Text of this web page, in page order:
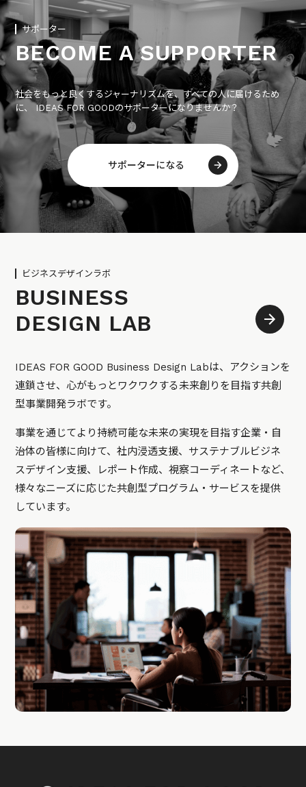
サポーター
BECOME A SUPPORTER
社会をもっと良くするジャーナリズムを、すべての人に届けるため
に、 IDEAS FOR GOODのサポーターになりませんか？
サポーターになる
ビジネスデザインラボ
BUSINESS
DESIGN LAB
IDEAS FOR GOOD Business Design Labは、アクションを
連鎖させ、心がもっとワクワクする未来創りを目指す共創
型事業開発ラボです。
事業を通じてより持続可能な未来の実現を目指す企業・自
治体の皆様に向けて、社内浸透支援、サステナブルビジネ
スデザイン支援、レポート作成、視察コーディネートなど、
様々なニーズに応じた共創型プログラム・サービスを提供
しています。